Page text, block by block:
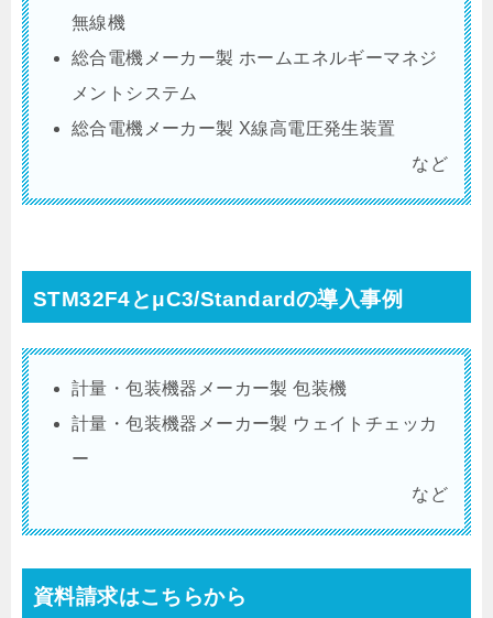
無線機
総合電機メーカー製 ホームエネルギーマネジ
メントシステム
総合電機メーカー製 X線高電圧発生装置
など
STM32F4とμC3/Standardの導入事例
計量・包装機器メーカー製 包装機
計量・包装機器メーカー製 ウェイトチェッカ
ー
など
資料請求はこちらから